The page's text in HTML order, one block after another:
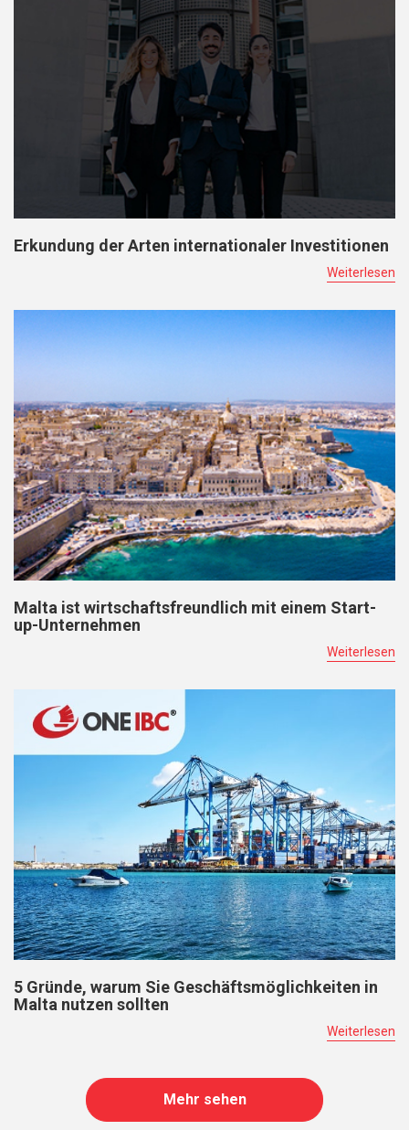
Erkundung der Arten internationaler Investitionen
Weiterlesen
Malta ist wirtschaftsfreundlich mit einem Start-
up-Unternehmen
Weiterlesen
5 Gründe, warum Sie Geschäftsmöglichkeiten in
Malta nutzen sollten
Weiterlesen
Mehr sehen